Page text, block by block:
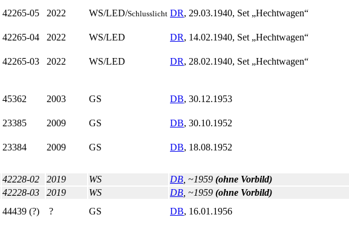
42265-05 2022 WS/LED/Schlusslicht DR, 29.03.1940, Set „Hechtwagen“
42265-04 2022 WS/LED DR, 14.02.1940, Set „Hechtwagen“
42265-03 2022 WS/LED DR, 28.02.1940, Set „Hechtwagen“
45362 2003 GS DB, 30.12.1953
23385 2009 GS DB, 30.10.1952
23384 2009 GS DB, 18.08.1952
42228-02 2019 WS DB , ~1959 (ohne Vorbild)
42228-03 2019 WS DB , ~1959 (ohne Vorbild)
44439 (?) ? GS DB, 16.01.1956